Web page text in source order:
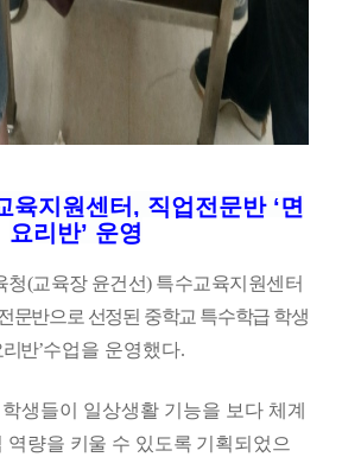
육지원센터, 직업전문반 ‘면
요리반’ 운영
청(교육장 윤건선) 특수교육지원센터
문반으로 선정된 중학교 특수학급 학생
반’수업을 운영했다.
생들이 일상생활 기능을 보다 체계
역량을 키울 수 있도록 기획되었으